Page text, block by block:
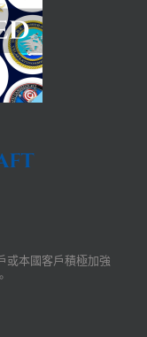
或本國客戶積極加強